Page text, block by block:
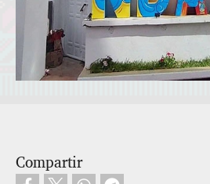
Compartir